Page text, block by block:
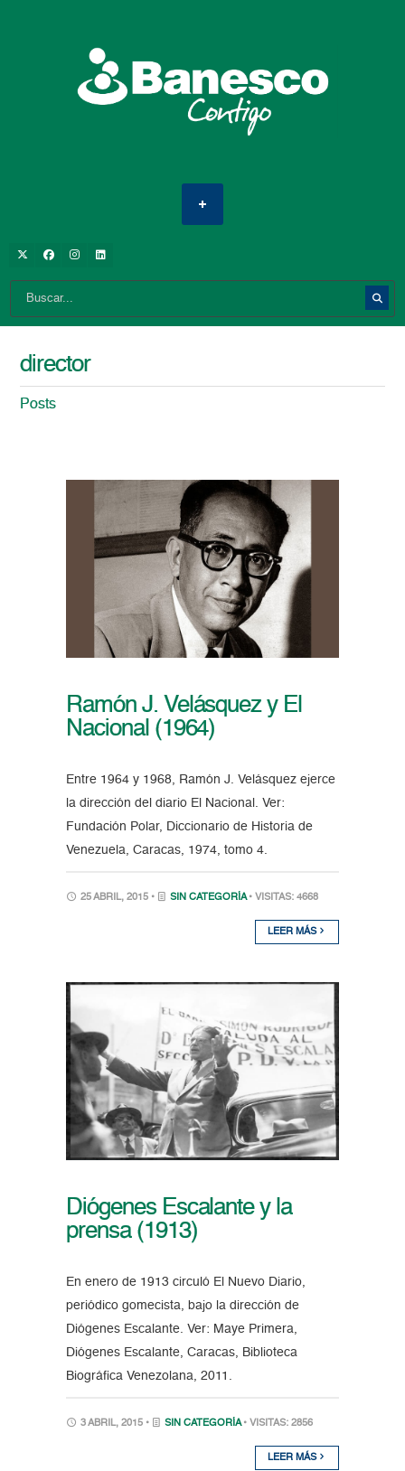
director
Posts
Ramón J. Velásquez y El
Nacional (1964)
Entre 1964 y 1968, Ramón J. Velásquez ejerce
la dirección del diario El Nacional. Ver:
Fundación Polar, Diccionario de Historia de
Venezuela, Caracas, 1974, tomo 4.
25 ABRIL, 2015 • SIN CATEGORÍA • VISITAS: 4668
LEER MÁS
Diógenes Escalante y la
prensa (1913)
En enero de 1913 circuló El Nuevo Diario,
periódico gomecista, bajo la dirección de
Diógenes Escalante. Ver: Maye Primera,
Diógenes Escalante, Caracas, Biblioteca
Biográfica Venezolana, 2011.
3 ABRIL, 2015 • SIN CATEGORÍA • VISITAS: 2856
LEER MÁS